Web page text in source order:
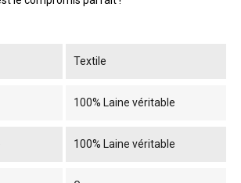
Textile
100% Laine véritable
100% Laine véritable